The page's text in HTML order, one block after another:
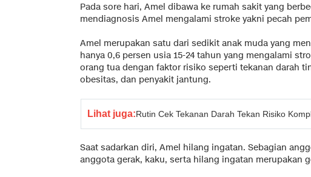
Pada sore hari, Amel dibawa ke rumah sakit yang
mendiagnosis Amel mengalami stroke yakni pecah
Amel merupakan satu dari sedikit anak muda yang
hanya 0,6 persen usia 15-24 tahun yang mengalami
orang tua dengan faktor risiko seperti tekanan darah
obesitas, dan penyakit jantung.
Lihat juga:Rutin Cek Tekanan Darah Tekan Risiko
Saat sadarkan diri, Amel hilang ingatan. Sebagian
anggota gerak, kaku, serta hilang ingatan merupakan